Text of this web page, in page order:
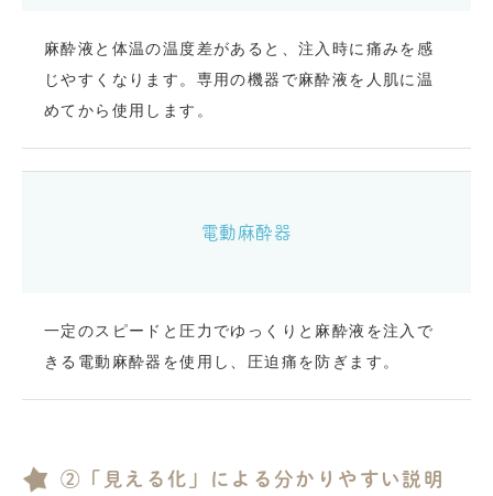
麻酔液と体温の温度差があると、注入時に痛みを感
じやすくなります。専用の機器で麻酔液を人肌に温
めてから使用します。
電動麻酔器
一定のスピードと圧力でゆっくりと麻酔液を注入で
きる電動麻酔器を使用し、圧迫痛を防ぎます。
②「見える化」による分かりやすい説明